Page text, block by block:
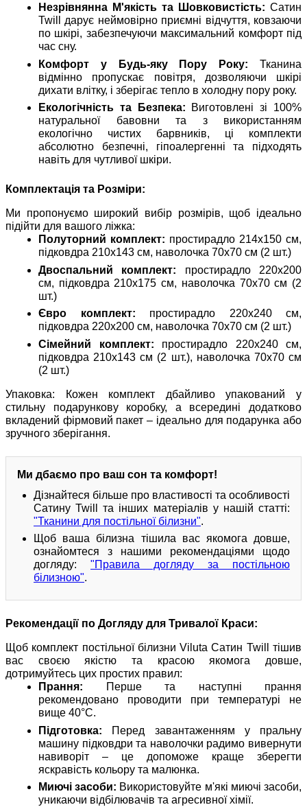
Незрівнянна М'якість та Шовковистість: Сатин
Twill дарує неймовірно приємні відчуття, ковзаючи
по шкірі, забезпечуючи максимальний комфорт під
час сну.
Комфорт у Будь-яку Пору Року: Тканина
відмінно пропускає повітря, дозволяючи шкірі
дихати влітку, і зберігає тепло в холодну пору року.
Екологічність та Безпека: Виготовлені зі 100%
натуральної бавовни та з використанням
екологічно чистих барвників, ці комплекти
абсолютно безпечні, гіпоалергенні та підходять
навіть для чутливої шкіри.
Комплектація та Розміри:
Ми пропонуємо широкий вибір розмірів, щоб ідеально
підійти для вашого ліжка:
Полуторний комплект: простирадло 214х150 см,
підковдра 210х143 см, наволочка 70х70 см (2 шт.)
Двоспальний комплект: простирадло 220х200
см, підковдра 210х175 см, наволочка 70х70 см (2
шт.)
Євро комплект: простирадло 220х240 см,
підковдра 220х200 см, наволочка 70х70 см (2 шт.)
Сімейний комплект: простирадло 220х240 см,
підковдра 210х143 см (2 шт.), наволочка 70х70 см
(2 шт.)
Упаковка: Кожен комплект дбайливо упакований у
стильну подарункову коробку, а всередині додатково
вкладений фірмовий пакет – ідеально для подарунка або
зручного зберігання.
Ми дбаємо про ваш сон та комфорт!
Дізнайтеся більше про властивості та особливості
Сатину Twill та інших матеріалів у нашій статті:
"Тканини для постільної білизни".
Щоб ваша білизна тішила вас якомога довше,
ознайомтеся з нашими рекомендаціями щодо
догляду: "Правила догляду за постільною
білизною".
Рекомендації по Догляду для Тривалої Краси:
Щоб комплект постільної білизни Viluta Сатин Twill тішив
вас своєю якістю та красою якомога довше,
дотримуйтесь цих простих правил:
Прання: Перше та наступні прання
рекомендовано проводити при температурі не
вище 40°C.
Підготовка: Перед завантаженням у пральну
машину підковдри та наволочки радимо вивернути
навиворіт – це допоможе краще зберегти
яскравість кольору та малюнка.
Миючі засоби: Використовуйте м'які миючі засоби,
уникаючи відбілювачів та агресивної хімії.